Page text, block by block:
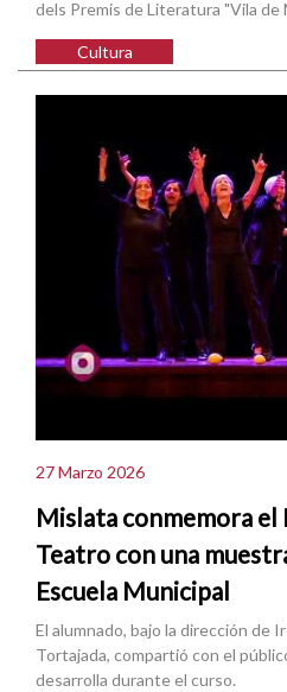
dels Premis de Literatura "Vila de
Cultura
27 Marzo 2026
Mislata conmemora el
Teatro con una
Escuela Municipal
El alumnado, bajo la dirección de
Tortajada, compartió con el
desarrolla durante el curso.